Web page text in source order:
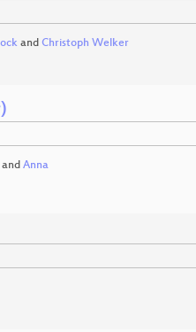
and Christoph Welker
Anna